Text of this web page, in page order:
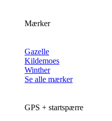
Mærker
Gazelle
Kildemoes
Winther
Se alle mærker
GPS + startspærre